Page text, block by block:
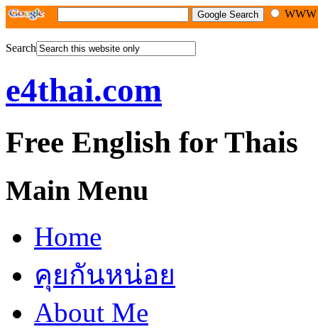
Search
e4thai.com
Free English for Thais
Main Menu
Home
คุยกันหน่อย
About Me